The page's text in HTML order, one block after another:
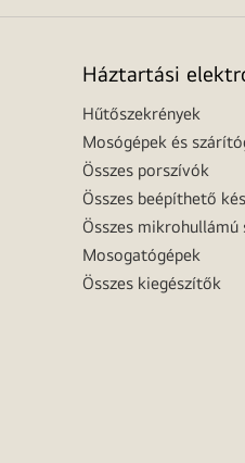
Háztartási
Hűtőszekrények
Mosógépek és
Összes porszívók
Összes beépíthető
Összes mikrohullámú
Mosogatógépek
Összes kiegészítők